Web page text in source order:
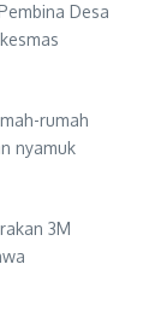
Desa
rumah
nyamuk
3M